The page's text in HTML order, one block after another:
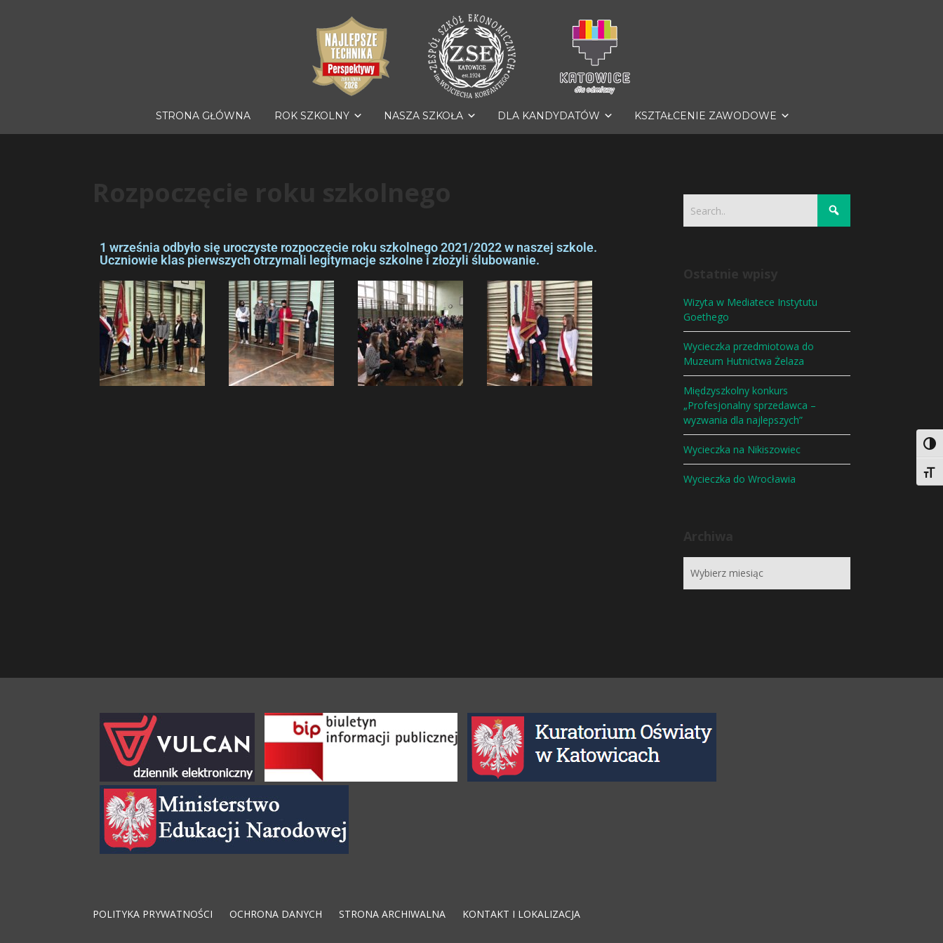
STRONA GŁÓWNA ROK SZKOLNY NASZA SZKOŁA DLA KANDYDATÓW KSZTAŁCENIE ZAWODOWE
1 września odbyło się uroczyste rozpoczęcie roku szkolnego 2021/2022 w naszej szkole.
Uczniowie klas pierwszych otrzymali legitymacje szkolne i złożyli ślubowanie.
Wizyta w Mediatece Instytutu
Goethego
Wycieczka przedmiotowa do
Muzeum Hutnictwa Żelaza
Międzyszkolny konkurs
„Profesjonalny sprzedawca –
wyzwania dla najlepszych”
Wycieczka na Nikiszowiec
Wycieczka do Wrocławia
POLITYKA PRYWATNOŚCI OCHRONA DANYCH STRONA ARCHIWALNA KONTAKT I LOKALIZACJA